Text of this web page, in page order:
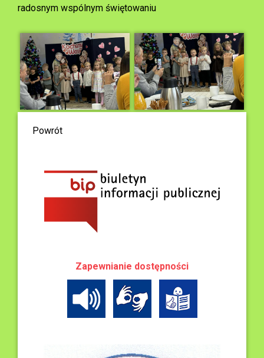
radosnym wspólnym świętowaniu
Powrót
Zapewnianie dostępności